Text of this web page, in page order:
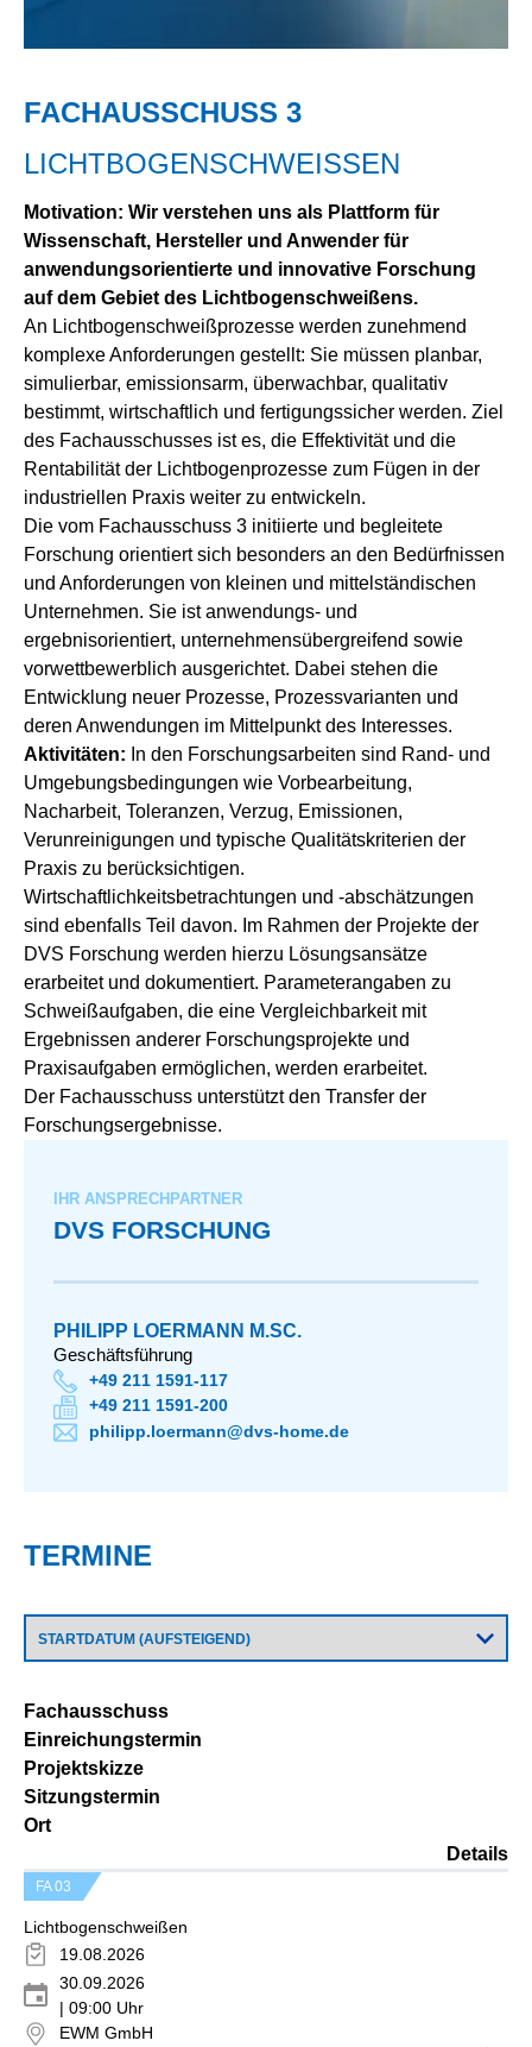
FACHAUSSCHUSS 3
LICHTBOGENSCHWEISSEN
Motivation: Wir verstehen uns als Plattform für
Wissenschaft, Hersteller und Anwender für
anwendungsorientierte und innovative Forschung
auf dem Gebiet des Lichtbogenschweißens.
An Lichtbogenschweißprozesse werden zunehmend
komplexe Anforderungen gestellt: Sie müssen planbar,
simulierbar, emissionsarm, überwachbar, qualitativ
bestimmt, wirtschaftlich und fertigungssicher werden. Ziel
des Fachausschusses ist es, die Effektivität und die
Rentabilität der Lichtbogenprozesse zum Fügen in der
industriellen Praxis weiter zu entwickeln.
Die vom Fachausschuss 3 initiierte und begleitete
Forschung orientiert sich besonders an den Bedürfnissen
und Anforderungen von kleinen und mittelständischen
Unternehmen. Sie ist anwendungs- und
ergebnisorientiert, unternehmensübergreifend sowie
vorwettbewerblich ausgerichtet. Dabei stehen die
Entwicklung neuer Prozesse, Prozessvarianten und
deren Anwendungen im Mittelpunkt des Interesses.
Aktivitäten: In den Forschungsarbeiten sind Rand- und
Umgebungsbedingungen wie Vorbearbeitung,
Nacharbeit, Toleranzen, Verzug, Emissionen,
Verunreinigungen und typische Qualitätskriterien der
Praxis zu berücksichtigen.
Wirtschaftlichkeitsbetrachtungen und -abschätzungen
sind ebenfalls Teil davon. Im Rahmen der Projekte der
DVS Forschung werden hierzu Lösungsansätze
erarbeitet und dokumentiert. Parameterangaben zu
Schweißaufgaben, die eine Vergleichbarkeit mit
Ergebnissen anderer Forschungsprojekte und
Praxisaufgaben ermöglichen, werden erarbeitet.
Der Fachausschuss unterstützt den Transfer der
Forschungsergebnisse.
IHR ANSPRECHPARTNER
DVS FORSCHUNG
PHILIPP LOERMANN M.SC.
Geschäftsführung
+49 211 1591-117
+49 211 1591-200
philipp.loermann@dvs-home.de
TERMINE
Fachausschuss
Einreichungstermin
Projektskizze
Sitzungstermin
Ort
Details
FA 03
Lichtbogenschweißen
19.08.2026
30.09.2026
| 09:00 Uhr
EWM GmbH